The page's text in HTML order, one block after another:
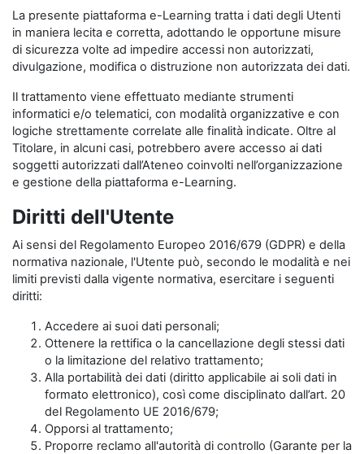
La presente piattaforma e-Learning tratta i dati degli Utenti
in maniera lecita e corretta, adottando le opportune misure
di sicurezza volte ad impedire accessi non autorizzati,
divulgazione, modifica o distruzione non autorizzata dei dati.
Il trattamento viene effettuato mediante strumenti
informatici e/o telematici, con modalità organizzative e con
logiche strettamente correlate alle finalità indicate. Oltre al
Titolare, in alcuni casi, potrebbero avere accesso ai dati
soggetti autorizzati dall’Ateneo coinvolti nell’organizzazione
e gestione della piattaforma e-Learning.
Diritti dell'Utente
Ai sensi del Regolamento Europeo 2016/679 (GDPR) e della
normativa nazionale, l'Utente può, secondo le modalità e nei
limiti previsti dalla vigente normativa, esercitare i seguenti
diritti:
Accedere ai suoi dati personali;
Ottenere la rettifica o la cancellazione degli stessi dati
o la limitazione del relativo trattamento;
Alla portabilità dei dati (diritto applicabile ai soli dati in
formato elettronico), così come disciplinato dall’art. 20
del Regolamento UE 2016/679;
Opporsi al trattamento;
Proporre reclamo all'autorità di controllo (Garante per la